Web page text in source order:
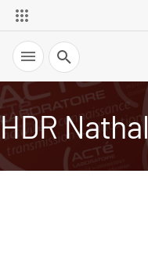
Recherche
HDR